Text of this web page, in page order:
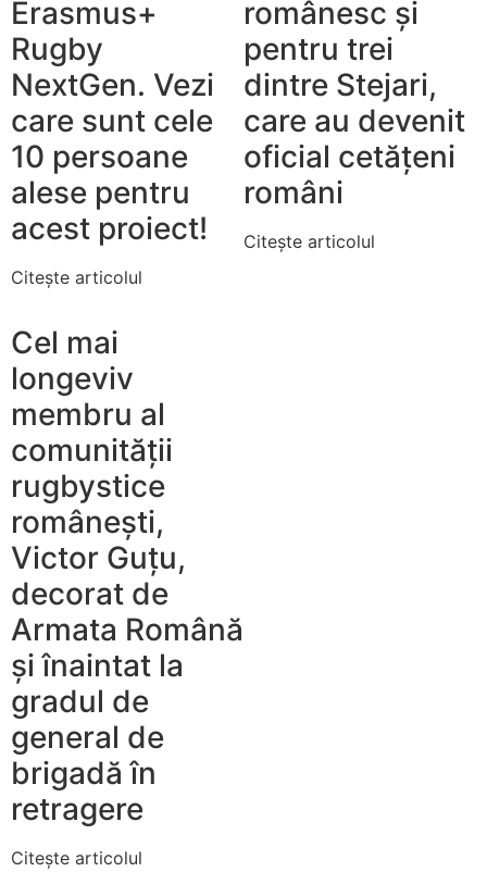
Erasmus+
Rugby
NextGen. Vezi
care sunt cele
10 persoane
alese pentru
acest proiect!
Citește articolul
românesc și
pentru trei
dintre Stejari,
care au devenit
oficial cetățeni
români
Citește articolul
Cel mai
longeviv
membru al
comunității
rugbystice
românești,
Victor Guțu,
decorat de
Armata Română
și înaintat la
gradul de
general de
brigadă în
retragere
Citește articolul